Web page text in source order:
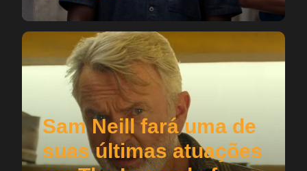
Sam Neill fará uma de
suas últimas atuações